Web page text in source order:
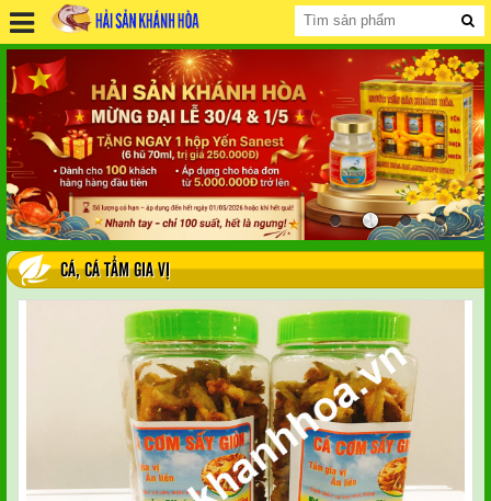
CÁ,CÁ TẨM GIA VỊ